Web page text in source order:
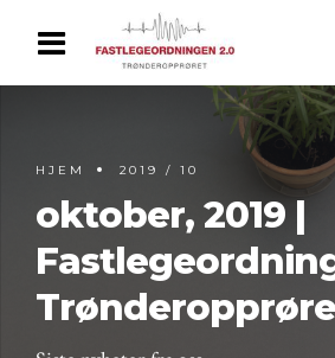
HJEM 2019 / 10
oktober, 2019 |